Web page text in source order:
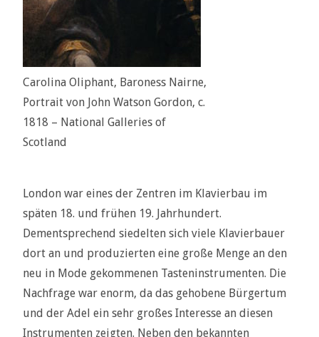
Carolina Oliphant, Baroness Nairne,
Portrait von John Watson Gordon, c.
1818 – National Galleries of
Scotland
London war eines der Zentren im Klavierbau im
späten 18. und frühen 19. Jahrhundert.
Dementsprechend siedelten sich viele Klavierbauer
dort an und produzierten eine große Menge an den
neu in Mode gekommenen Tasteninstrumenten. Die
Nachfrage war enorm, da das gehobene Bürgertum
und der Adel ein sehr großes Interesse an diesen
Instrumenten zeigten. Neben den bekannten